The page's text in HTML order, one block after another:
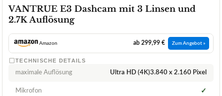
VANTRUE E3 Dashcam mit 3 Linsen und
2.7K Auflösung
Amazon ab 299,99 € Zum Angebot »
TECHNISCHE DETAILS
maximale Auflösung Ultra HD (4K)3.840 x 2.160 Pixel
Mikrofon ✓